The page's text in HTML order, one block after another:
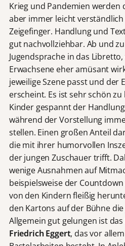
Krieg und Pandemien werden
aber immer leicht
Zeigefinger. Handlung und
gut nachvollziehbar. Ab und
Jugendsprache in das
Erwachsene eher amüsant
jeweilige Szene passt und der
erscheint. Es ist sehr schön
Kinder gespannt der
während der Vorstellung
stellen. Einen großen Anteil
die mit ihrer humorvollen
der jungen Zuschauer trifft.
wenige Ausnahmen auf
beispielsweise der
von den Kindern fleißig
den Kartons auf der Bühne
Allgemein gut gelungen ist
Friedrich Eggert, das vor